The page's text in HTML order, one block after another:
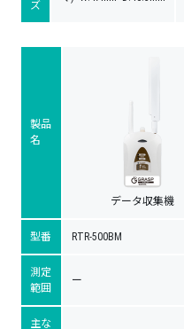
ズ
製品
名
データ収集機
型番 RTR-500BM
測定
範囲
ー
主な